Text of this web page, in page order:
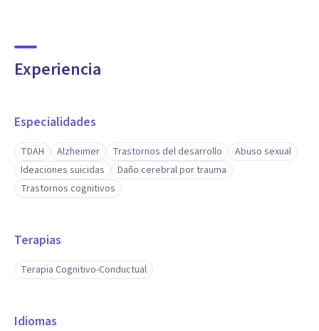
Experiencia
Especialidades
TDAH Alzheimer Trastornos del desarrollo
Abuso sexual
Ideaciones suicidas
Daño cerebral por trauma
Trastornos cognitivos
Terapias
Terapia Cognitivo-Conductual
Idiomas